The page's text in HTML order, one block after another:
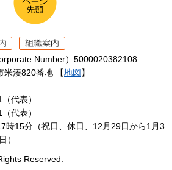
Number）5000020382108
米湊820番地 【地図 】
代表）
代表）
時15分（祝日、休日、12月29日から1月3
）
Reserved.